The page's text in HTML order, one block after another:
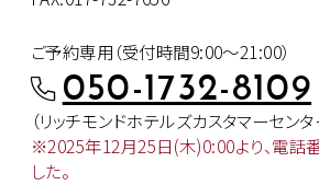
ご予約専用（受付時間9:00～21:00）
050-1732-8109
（リッチモンドホテルズカスタマーセンタ
※2025年12月25日(木)0:00より、電話
した。